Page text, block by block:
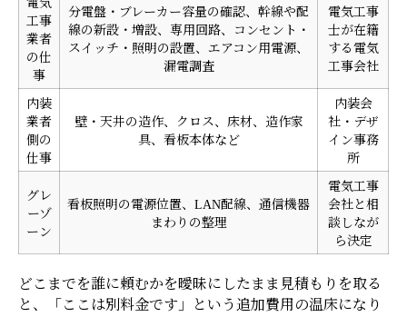
電気
工事
業者
の仕
事
分電盤・ブレーカー容量の確認、幹線や配
線の新設・増設、専用回路、コンセント・
スイッチ・照明の設置、エアコン用電源、
漏電調査
電気工事
士が在籍
する電気
工事会社
内装
業者
側の
仕事
壁・天井の造作、クロス、床材、造作家
具、看板本体など
内装会
社・デザ
イン事務
所
グレ
ーゾ
ーン
看板照明の電源位置、LAN配線、通信機器
まわりの整理
電気工事
会社と相
談しなが
ら決定
どこまでを誰に頼むかを曖昧にしたまま見積もりを取る
と、「ここは別料金です」という追加費用の温床になり